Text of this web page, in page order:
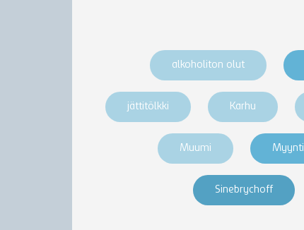
alkoholiton olut
jättitölkki Karhu
Muumi Myynti
Sinebrychoff